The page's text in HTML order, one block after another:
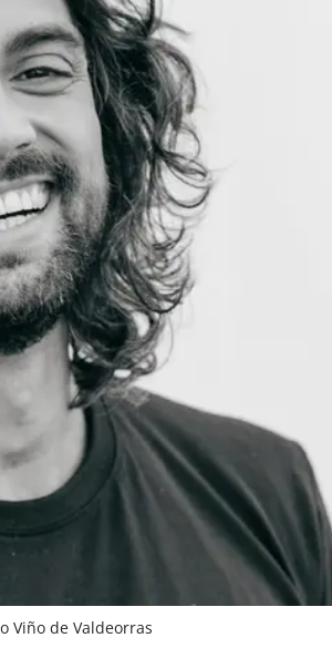
Viño de Valdeorras